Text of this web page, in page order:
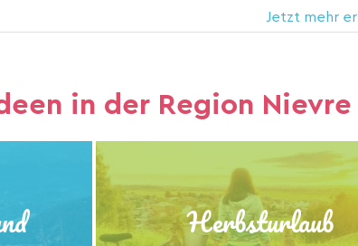
Jetzt mehr
in der Region Nievre
Herbsturlaub